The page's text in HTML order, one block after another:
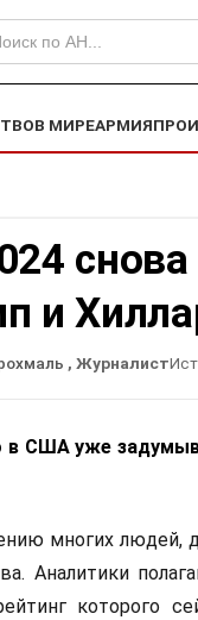
В МИРЕАРМИЯ
снова
и
, Журналист
в США уже
многих людей,
Аналитики
которого